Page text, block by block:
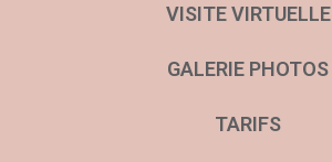
VISITE VIRTUELLE
GALERIE PHOTOS
TARIFS